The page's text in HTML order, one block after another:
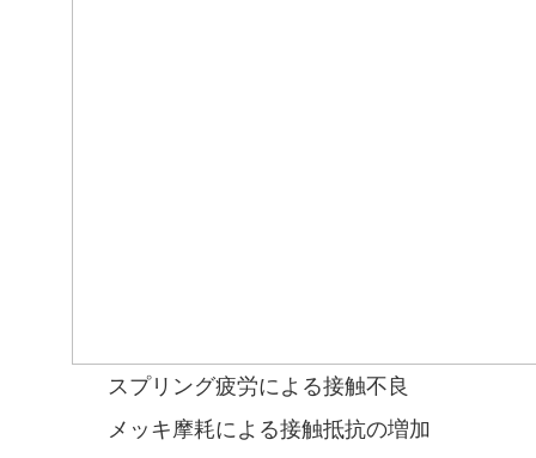
スプリング疲労による接触不良
メッキ摩耗による接触抵抗の増加